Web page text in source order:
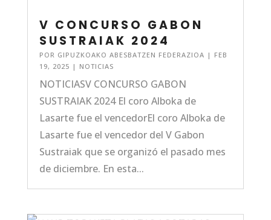
V CONCURSO GABON
SUSTRAIAK 2024
POR GIPUZKOAKO ABESBATZEN FEDERAZIOA | FEB
19, 2025 | NOTICIAS
NOTICIASV CONCURSO GABON
SUSTRAIAK 2024 El coro Alboka de
Lasarte fue el vencedorEl coro Alboka de
Lasarte fue el vencedor del V Gabon
Sustraiak que se organizó el pasado mes
de diciembre. En esta...